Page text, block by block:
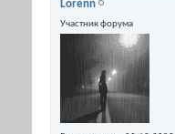
Lorenn
Участник форума